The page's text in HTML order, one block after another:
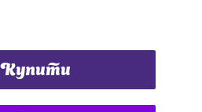
Купити